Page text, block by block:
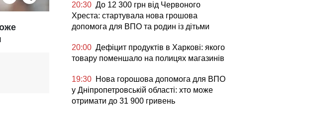
20:30 До 12 300 грн від Червоного
Хреста: стартувала нова грошова
допомога для ВПО та родин із дітьми
20:00 Дефіцит продуктів в Харкові: якого
товару поменшало на полицях магазинів
19:30 Нова горошова допомога для ВПО
у Дніпропетровській області: хто може
отримати до 31 900 гривень